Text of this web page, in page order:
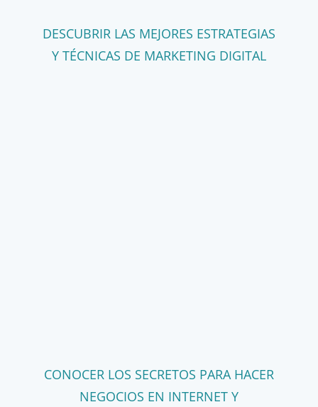
DESCUBRIR LAS MEJORES ESTRATEGIAS
Y TÉCNICAS DE MARKETING DIGITAL
CONOCER LOS SECRETOS PARA HACER
NEGOCIOS EN INTERNET Y